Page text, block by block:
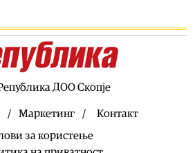
првачиња, помалку иднина:
веќе стигна до училишните
на западнонилска треска во
ДОО Скопје
Маркетинг
Контакт
за користење